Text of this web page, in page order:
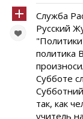
Служба
Русский
политика
Субботе
так, как
учитель